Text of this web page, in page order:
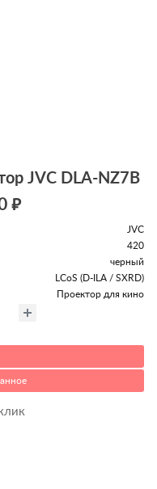
JVC DLA-NZ7B
₽
JVC
420
черный
LCoS (D-ILA / SXRD)
Проектор для кино